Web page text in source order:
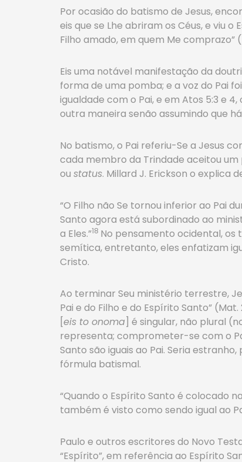
Por ocasião do batismo de Jesus,
eis que se Lhe abriram os Céus, e viu o
Filho amado, em quem Me comprazo”
Eis uma notável manifestação da
forma de uma pomba; e a voz do Pai
igualdade com o Pai, e em Atos 5:3 e
outra maneira senão assumindo que
No batismo, o Pai referiu-Se a Jesus
cada membro da Trindade aceitou
ou status. Millard J. Erickson o explica
“O Filho não Se tornou inferior ao Pai
Santo agora está subordinado ao
a Eles.”18 No pensamento ocidental, os
semítica, entretanto, eles enfatizam
Cristo.
Ao terminar Seu ministério terrestre,
Pai e do Filho e do Espírito Santo”
eis to onoma ] é singular, não plural
representa; comprometer-se com o
Santo são iguais ao Pai. Seria
fórmula batismal.
“Quando o Espírito Santo é colocado
também é visto como sendo igual ao
Paulo e outros escritores do Novo
“Espírito”, em referência ao Espírito